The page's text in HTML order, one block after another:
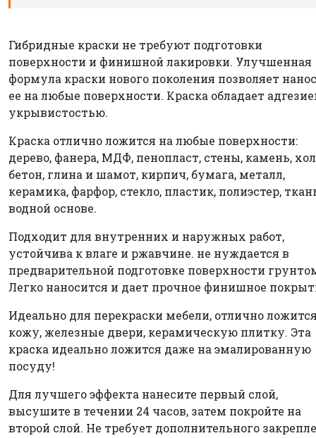
Гибридные краски не требуют подготовки
поверхности и финишной лакировки. Улучшенная
формула краски нового поколения позволяет
ее на любые поверхности. Краска обладает
укрывистостью.
Краска отлично ложится на любые поверхности:
дерево, фанера, МДФ, пенопласт, стены, камень,
бетон, глина и шамот, кирпич, бумага, металл,
керамика, фарфор, стекло, пластик, полиэстер,
водной основе.
Подходит для внутренних и наружных работ,
устойчива к влаге и ржавчине. не нуждается в
предварительной подготовке поверхности
Легко наносится и дает прочное финишное
Идеально для перекраски мебели, отлично
кожу, железные двери, керамическую плитку. Эта
краска идеально ложится даже на эмалированную
посуду!
Для лучшего эффекта нанесите первый слой,
высушите в течении 24 часов, затем покройте на
второй слой. Не требует дополнительного